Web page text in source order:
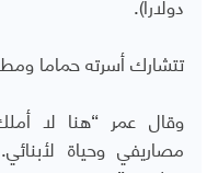
تتشارك أسرته حماما
وقال عمر “هنا لا
مصاريفي وحياة